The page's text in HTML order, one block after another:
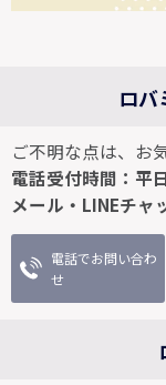
ロバ
ご不明な点は、お
電話受付時間：平
メール・LINEチャ
電話でお問い合わ
せ